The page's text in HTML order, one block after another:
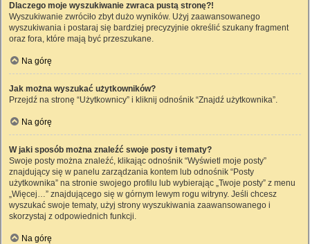
Dlaczego moje wyszukiwanie zwraca pustą stronę?!
Wyszukiwanie zwróciło zbyt dużo wyników. Użyj zaawansowanego
wyszukiwania i postaraj się bardziej precyzyjnie określić szukany fragment
oraz fora, które mają być przeszukane.
Na górę
Jak można wyszukać użytkowników?
Przejdź na stronę “Użytkownicy” i kliknij odnośnik “Znajdź użytkownika”.
Na górę
W jaki sposób można znaleźć swoje posty i tematy?
Swoje posty można znaleźć, klikając odnośnik “Wyświetl moje posty”
znajdujący się w panelu zarządzania kontem lub odnośnik “Posty
użytkownika” na stronie swojego profilu lub wybierając „Twoje posty” z menu
„Więcej…” znajdującego się w górnym lewym rogu witryny. Jeśli chcesz
wyszukać swoje tematy, użyj strony wyszukiwania zaawansowanego i
skorzystaj z odpowiednich funkcji.
Na górę